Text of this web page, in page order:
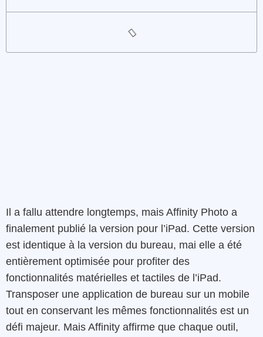
Il a fallu attendre longtemps, mais Affinity Photo a
finalement publié la version pour l’iPad. Cette version
est identique à la version du bureau, mai elle a été
entièrement optimisée pour profiter des
fonctionnalités matérielles et tactiles de l’iPad.
Transposer une application de bureau sur un mobile
tout en conservant les mêmes fonctionnalités est un
défi majeur. Mais Affinity affirme que chaque outil,